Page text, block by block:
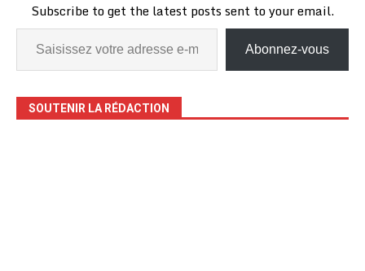
Subscribe to get the latest posts sent to your email.
Abonnez-vous
SOUTENIR LA RÉDACTION